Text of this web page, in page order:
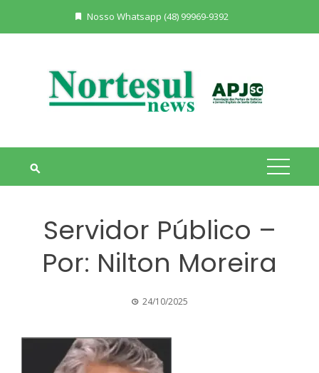
Nosso Whatsapp (48) 99969-9392
Servidor Público –
Por: Nilton Moreira
24/10/2025